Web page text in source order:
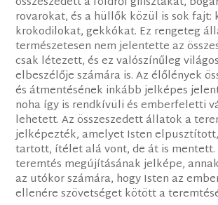
rovarokat, és a hüllők közül is sok fajt:
krokodilokat, gekkókat. Ez rengeteg
természetesen nem jelentette az
csak létezett, és ez valószínűleg
elbeszélője számára is. Az élőlények
és átmentésének inkább jelképes
noha így is rendkívüli és emberfeletti
lehetett. Az összeszedett állatok a
jelképezték, amelyet Isten
tartott, ítélet alá vont, de át is
teremtés megújításának jelképe,
az utókor számára, hogy Isten az
ellenére szövetséget kötött a